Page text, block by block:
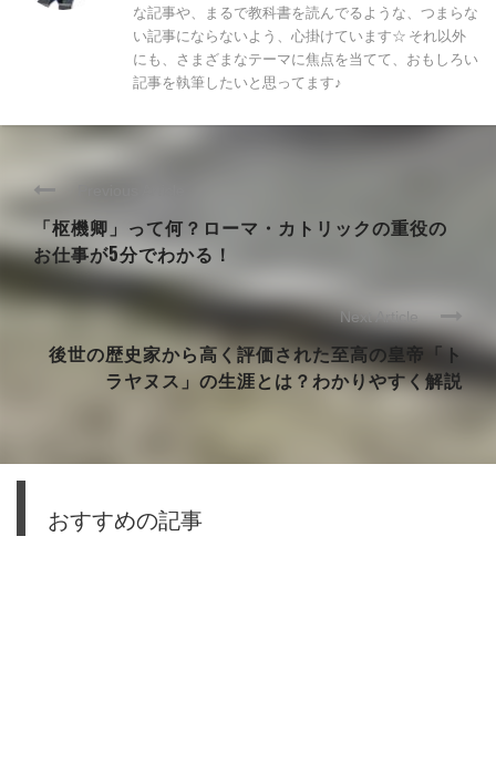
な記事や、まるで教科書を読んでるような、つまらな
い記事にならないよう、心掛けています☆ それ以外
にも、さまざまなテーマに焦点を当てて、おもしろい
記事を執筆したいと思ってます♪
「枢機卿」って何？ローマ・カトリックの重役の
お仕事が5分でわかる！
Next Article
後世の歴史家から高く評価された至高の皇帝「ト
ラヤヌス」の生涯とは？わかりやすく解説
おすすめの記事